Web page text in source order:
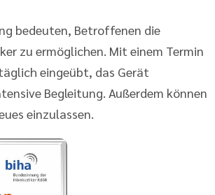
bedeuten, Betroffenen die
zu ermöglichen. Mit einem Termin
eingeübt, das Gerät
Begleitung. Außerdem können
einzulassen.